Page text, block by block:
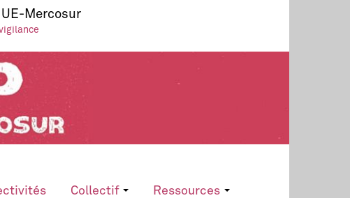
Mercosur
Collectif Ressources